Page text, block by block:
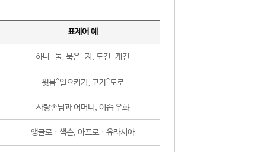
표제어 예
하나-둘, 묵은-지, 도긴-개긴
윗몸^일으키기, 고가^도로
사랑손님과 어머니, 이솝 우화
앵글로ㆍ색슨, 아프로ㆍ유라시아